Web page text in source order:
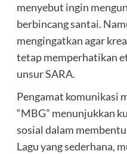
menyebut ingin
berbincang santai.
mengingatkan agar
tetap memperhatikan
unsur SARA.
Pengamat komunikasi
“MBG” menunjukkan
sosial dalam
Lagu yang sederhana,